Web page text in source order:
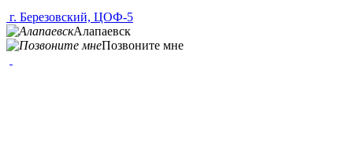
г. Березовский, ЦОФ-5
Алапаевск
Позвоните мне